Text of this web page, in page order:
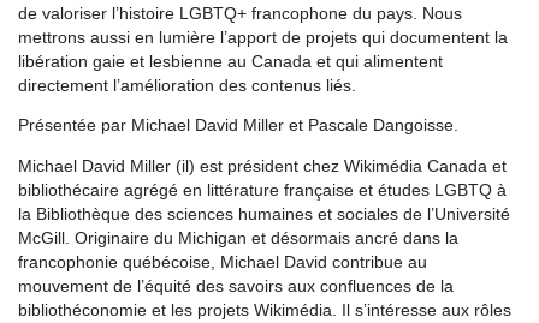
de valoriser l’histoire LGBTQ+ francophone du pays. Nous
mettrons aussi en lumière l’apport de projets qui documentent la
libération gaie et lesbienne au Canada et qui alimentent
directement l’amélioration des contenus liés.
Présentée par Michael David Miller et Pascale Dangoisse.
Michael David Miller (il) est président chez Wikimédia Canada et
bibliothécaire agrégé en littérature française et études LGBTQ à
la Bibliothèque des sciences humaines et sociales de l’Université
McGill. Originaire du Michigan et désormais ancré dans la
francophonie québécoise, Michael David contribue au
mouvement de l’équité des savoirs aux confluences de la
bibliothéconomie et les projets Wikimédia. Il s’intéresse aux rôles